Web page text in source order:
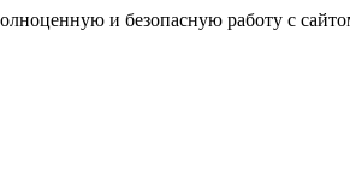
и безопасную работу с